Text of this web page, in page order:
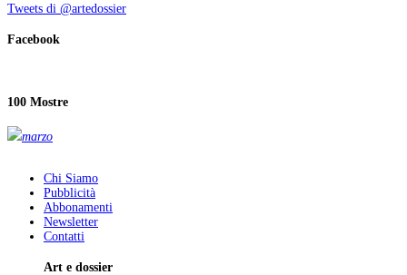
Tweets di @artedossier
Facebook
100 Mostre
marzo
Chi Siamo
Pubblicità
Abbonamenti
Newsletter
Contatti
Art e dossier